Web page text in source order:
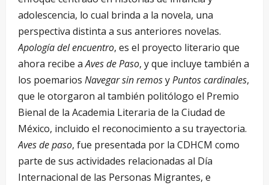
adolescencia, lo cual brinda a la novela, una
perspectiva distinta a sus anteriores novelas.
Apología del encuentro, es el proyecto literario que
ahora recibe aAves de Paso, y que incluye también a
los poemarios Navegar sin remosyPuntos cardinales,
que le otorgaron al también politólogo el Premio
Bienal de la Academia Literaria de la Ciudad de
México, incluido el reconocimiento a su trayectoria.
Aves de paso, fue presentada por la CDHCM como
parte de sus actividades relacionadas al Día
Internacional de las Personas Migrantes, e